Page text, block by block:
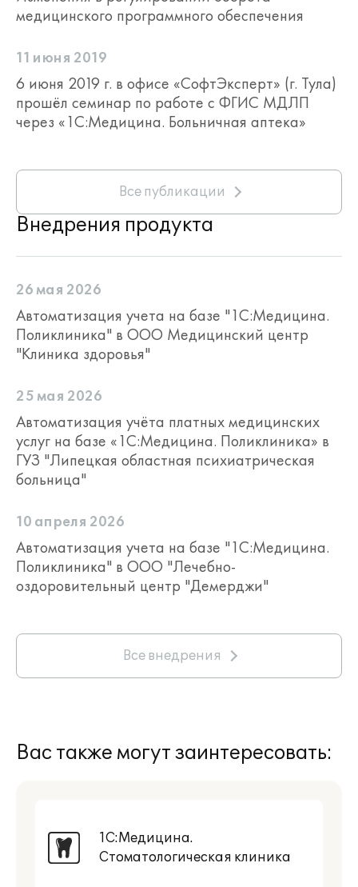
медицинского программного обеспечения
11 июня 2019
6 июня 2019 г. в офисе «СофтЭксперт» (г. Тула)
прошёл семинар по работе с ФГИС МДЛП
через «1С:Медицина. Больничная аптека»
Все публикации
Внедрения продукта
26 мая 2026
Автоматизация учета на базе "1С:Медицина.
Поликлиника" в ООО Медицинский центр
"Клиника здоровья"
25 мая 2026
Автоматизация учёта платных медицинских
услуг на базе «1С:Медицина. Поликлиника» в
ГУЗ "Липецкая областная психиатрическая
больница"
10 апреля 2026
Автоматизация учета на базе "1С:Медицина.
Поликлиника" в ООО "Лечебно-
оздоровительный центр "Демерджи"
Все внедрения
Вас также могут заинтересовать:
1С:Медицина.
Стоматологическая клиника